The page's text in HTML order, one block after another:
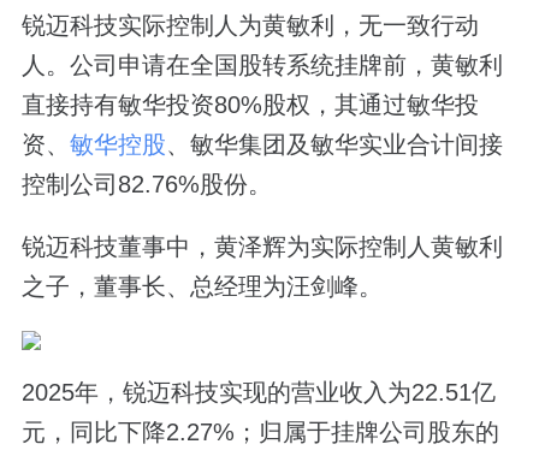
锐迈科技实际控制人为黄敏利，无一致行动
人。公司申请在全国股转系统挂牌前，黄敏利
直接持有敏华投资80%股权，其通过敏华投
资、 敏华控股、敏华集团及敏华实业合计间接
控制公司82.76%股份。
锐迈科技董事中，黄泽辉为实际控制人黄敏利
之子，董事长、总经理为汪剑峰。
2025年，锐迈科技实现的营业收入为22.51亿
元，同比下降2.27%；归属于挂牌公司股东的